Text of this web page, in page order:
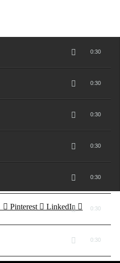
0:30
0:30
0:30
0:30
0:30
0:30
0:30
Pinterest LinkedIn